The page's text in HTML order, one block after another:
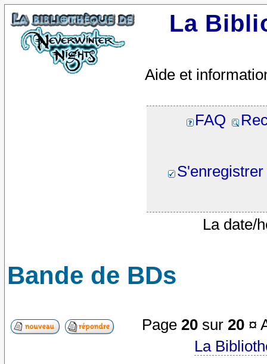
La
Aide et
FAQ
S'enregistrer
La date/
Bande de BDs
Page20 sur20 ¤
La